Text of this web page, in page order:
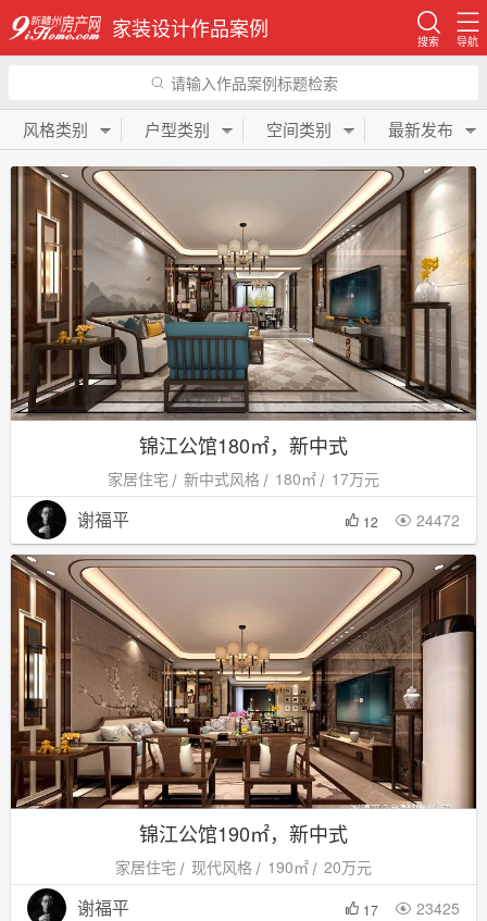
家装设计作品案例
搜索 导航
请输入作品案例标题检索
风格类别 户型类别 空间类别 最新发布
锦江公馆180㎡，新中式
家居住宅 新中式风格 180㎡ 17万元
谢福平 12  24472
锦江公馆190㎡，新中式
家居住宅 现代风格 190㎡ 20万元
谢福平 17  23425